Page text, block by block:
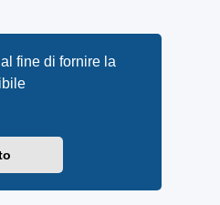
fine di fornire la